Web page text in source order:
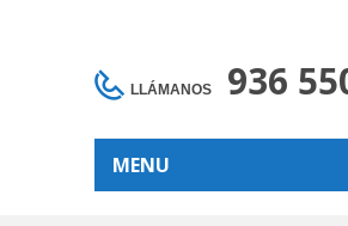
LLÁMANOS 936
MENU